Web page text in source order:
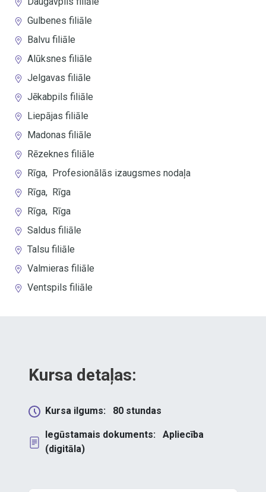
Gulbenes filiāle
Balvu filiāle
Alūksnes filiāle
Jelgavas filiāle
Jēkabpils filiāle
Liepājas filiāle
Madonas filiāle
Rēzeknes filiāle
Rīga, Profesionālās izaugsmes nodaļa
Rīga, Rīga
Rīga, Rīga
Saldus filiāle
Talsu filiāle
Valmieras filiāle
Ventspils filiāle
Kursa detaļas:
Kursa ilgums: 80 stundas
Iegūstamais dokuments:
Apliecība
(digitāla)